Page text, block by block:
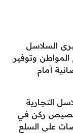
السلاسل
وتوفير
أمام
التجارية
ركن في
على السلع